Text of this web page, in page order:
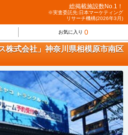
総掲載施設数No.1！
※実査委託先:日本マーケティング
リサーチ機構(2026年3月)
お気に入り 0
株式会社」神奈川県相模原市南区